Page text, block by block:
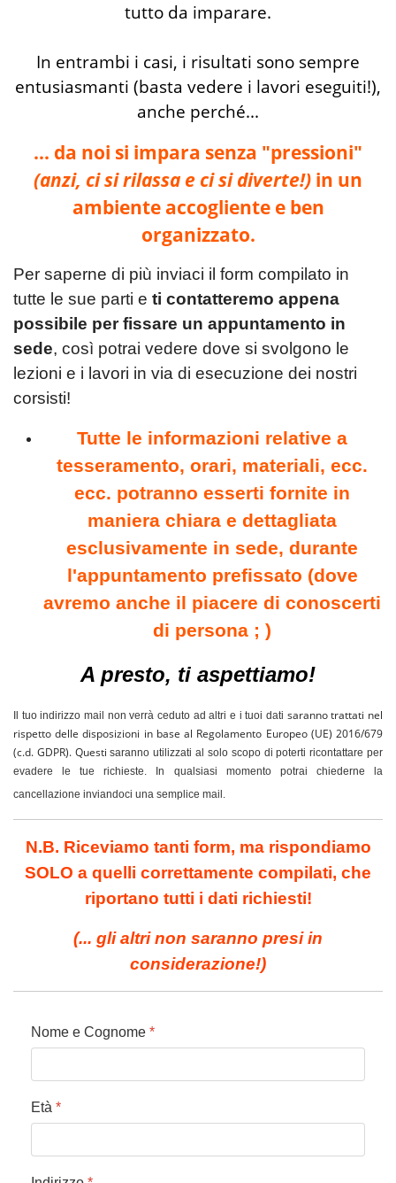
tutto da imparare.
In entrambi i casi, i risultati sono sempre
entusiasmanti (basta vedere i lavori eseguiti!),
anche perché...
... da noi si impara senza "pressioni"
(anzi, ci si rilassa e ci si diverte!) in un
ambiente accogliente e ben
organizzato.
Per saperne di più inviaci il form compilato in
tutte le sue parti e ti contatteremo appena
possibile per fissare un appuntamento in
sede, così potrai vedere dove si svolgono le
lezioni e i lavori in via di esecuzione dei nostri
corsisti!
Tutte le informazioni relative a
tesseramento, orari, materiali, ecc.
ecc. potranno esserti fornite in
maniera chiara e dettagliata
esclusivamente in sede, durante
l'appuntamento prefissato (dove
avremo anche il piacere di conoscerti
di persona ; )
A presto, ti aspettiamo!
Il tuo indirizzo mail non verrà ceduto ad altri e i tuoi dati saranno trattati nel
rispetto delle disposizioni in base al Regolamento Europeo (UE) 2016/679
(c.d. GDPR). Questi saranno utilizzati al solo scopo di poterti ricontattare per
evadere le tue richieste. In qualsiasi momento potrai chiederne la
cancellazione inviandoci una semplice mail.
N.B. Riceviamo tanti form, ma rispondiamo
SOLO a quelli correttamente compilati, che
riportano tutti i dati richiesti!
(... gli altri non saranno presi in
considerazione!)
Nome e Cognome *
Età *